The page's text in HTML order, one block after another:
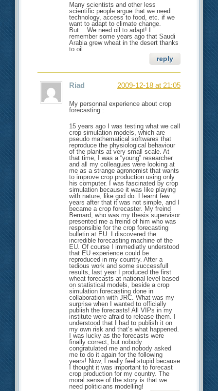
Many scientists and other less
scientific people argue that we need
technology, access to food, etc. if we
want to adapt to climate change.
But….We need oil to adapt! I
remember some years ago that Saudi
Arabia grew wheat in the desert thanks
to oil.
reply
Riad 2009-12-18 at 21:05
My personnal experience about crop
forecasting :
15 years ago I was testing what we call
crop simulation models, which are
pseudo mathematical softwares that
reproduce the physiological behaviour
of the plants at very small scale. At
that time, I was a “young” researcher
and all my colleagues were looking at
me as a strange agronomist that wants
to improve crop production using only
his computer. I was fascinated by crop
simulation because it was like playing
with nature, like god do. I learnt few
years after that it was not simple, and I
became a crop forecaster. My freind
Bernard, who was my thesis supervisor
presented me a freind of him who was
responsible for the crop forecasting
bulletin at EU. I discovered the
incredible forecasting machine of the
EU. Of course I immediatly understood
that EU experience could be
reproduced in my country. After a
tedious work and some successfull
results, last year I produced the first
wheat forecasts at national level based
on statistical models, beside a crop
simulation forecasting done in
collaboration with JRC. What was my
surprise when I wanted to officially
publish the forecasts! All VIPs in my
institute were afraid to release them. I
understood that I had to publish it on
my own risk and that’s what happened.
I was lucky as the forecasts were
finally correct, but nobody
congratulated me and nobody asked
me to do it again for the following
years! Now, I really feel stupid because
I thought it was important to forecast
crop production for my country. The
moral sense of the story is that we
need politicians modelling!